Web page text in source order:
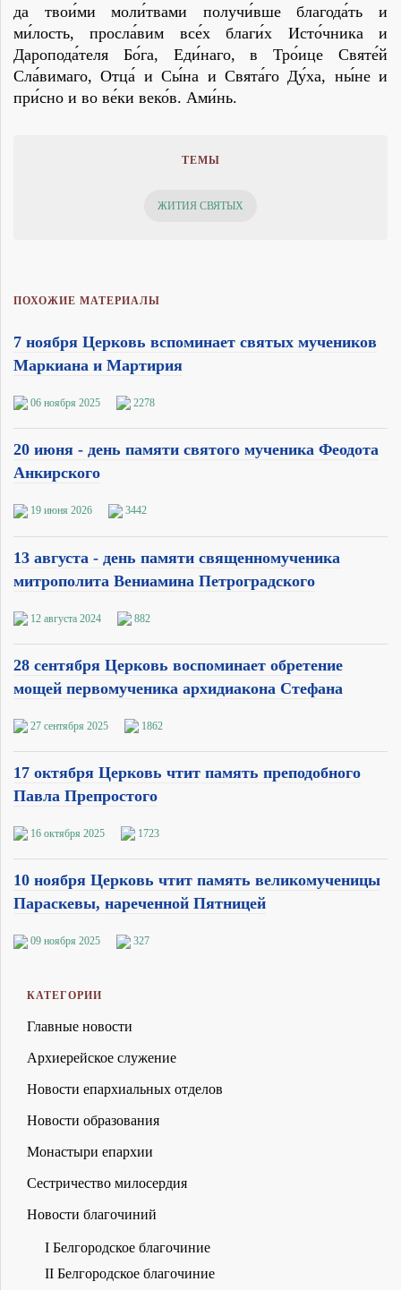
да твои́ми моли́твами получи́вше благода́ть и
ми́лость, просла́вим все́х благи́х Исто́чника и
Даропода́теля Бо́га, Еди́наго, в Тро́ице Святе́й
Сла́вимаго, Отца́ и Сы́на и Свята́го Ду́ха, ны́не и
при́сно и во ве́ки веко́в. Ами́нь.
ТЕМЫ
ЖИТИЯ СВЯТЫХ
ПОХОЖИЕ МАТЕРИАЛЫ
7 ноября Церковь вспоминает святых мучеников
Маркиана и Мартирия
06 ноября 2025 2278
20 июня - день памяти святого мученика Феодота
Анкирского
19 июня 2026 3442
13 августа - день памяти священномученика
митрополита Вениамина Петроградского
12 августа 2024 882
28 сентября Церковь воспоминает обретение
мощей первомученика архидиакона Стефана
27 сентября 2025 1862
17 октября Церковь чтит память преподобного
Павла Препростого
16 октября 2025 1723
10 ноября Церковь чтит память великомученицы
Параскевы, нареченной Пятницей
09 ноября 2025 327
КАТЕГОРИИ
Главные новости
Архиерейское служение
Новости епархиальных отделов
Новости образования
Монастыри епархии
Сестричество милосердия
Новости благочиний
I Белгородское благочиние
II Белгородское благочиние